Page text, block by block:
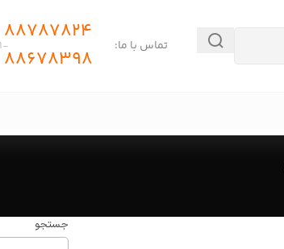
تماس با ما:
88787824
88678398-۰۲۱
جستجو